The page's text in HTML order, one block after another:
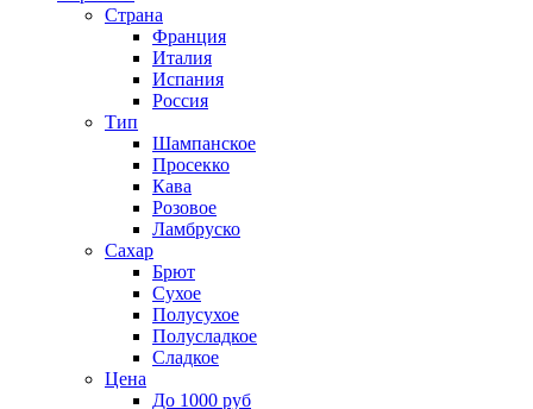
Страна
Франция
Италия
Испания
Россия
Тип
Шампанское
Просекко
Кава
Розовое
Ламбруско
Сахар
Брют
Сухое
Полусухое
Полусладкое
Сладкое
Цена
До 1000 руб